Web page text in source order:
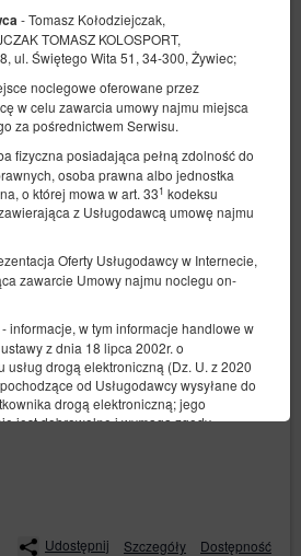
- Tomasz Kołodziejczak,
TOMASZ KOLOSPORT,
ul. Świętego Wita 51, 34-300, Żywiec;
noclegowe oferowane przez
w celu zawarcia umowy najmu miejsca
za pośrednictwem Serwisu.
fizyczna posiadająca pełną zdolność do
osoba prawna albo jednostka
o której mowa w art. 331 kodeksu
z Usługodawcą umowę najmu
Oferty Usługodawcy w Internecie,
zawarcie Umowy najmu noclegu on-
- informacje, w tym informacje handlowe w
z dnia 18 lipca 2002r. o
usług drogą elektroniczną (Dz. U. z 2020
od Usługodawcy wysyłane do
drogą elektroniczną; jego
jest dobrowolne i wymaga zgody
teleinformatycznym Usługodawcy
którego Gość/Użytkownik
m
1 sypialnia
Udostępnij Szczegóły Dostępność